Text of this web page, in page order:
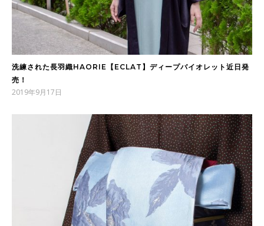
洗練された長羽織HAORIE【ECLAT】ディープバイオレット近日発
売！
2019年9月17日